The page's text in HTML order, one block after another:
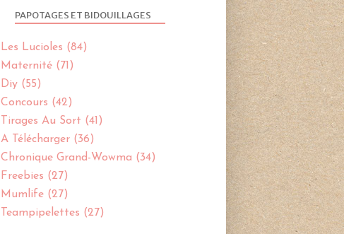
PAPOTAGES ET BIDOUILLAGES
Les Lucioles (84)
Maternité (71)
Diy (55)
Concours (42)
Tirages Au Sort (41)
A Télécharger (36)
Chronique Grand-Wowma (34)
Freebies (27)
Mumlife (27)
Teampipelettes (27)